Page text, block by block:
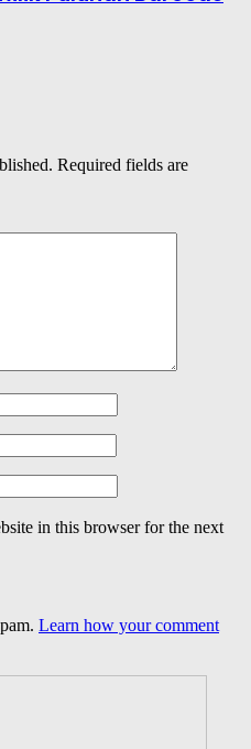
Required fields are
in this browser for the next
Learn how your comment